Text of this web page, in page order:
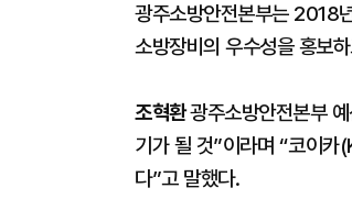
광주소방안전본부는 2018
소방장비의 우수성을 홍보
조혁환광주소방안전본부
기가 될 것”이라며 “코이카
다”고 말했다.